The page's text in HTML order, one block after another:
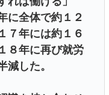
に全体で約１２
７年には約１６
８年に再び就労
減した。